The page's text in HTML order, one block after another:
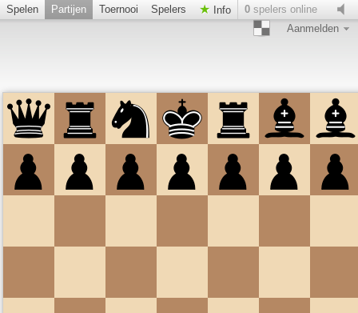
Spelen Partijen Toernooi Spelers Info 0 spelers online
Aanmelden